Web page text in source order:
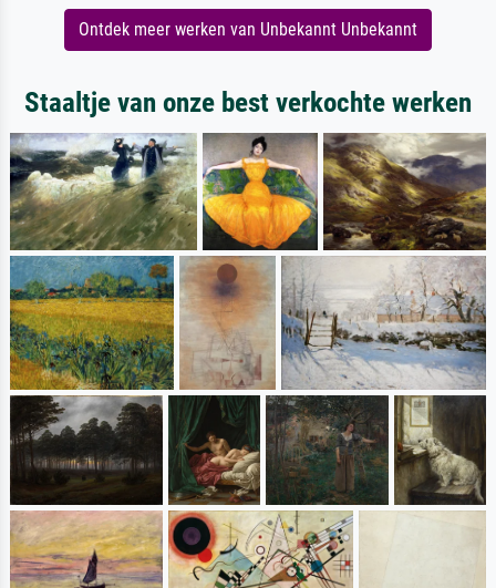
Ontdek meer werken van Unbekannt Unbekannt
Staaltje van onze best verkochte werken